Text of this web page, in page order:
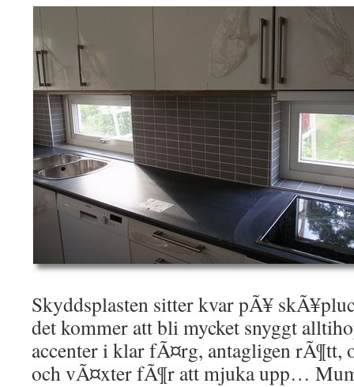
Skyddsplasten sitter kvar pÃ¥
det kommer att bli mycket snyggt
accenter i klar fÃ¤rg, antagligen rÃ¶tt,
och vÃ¤xter fÃ¶r att mjuka upp…